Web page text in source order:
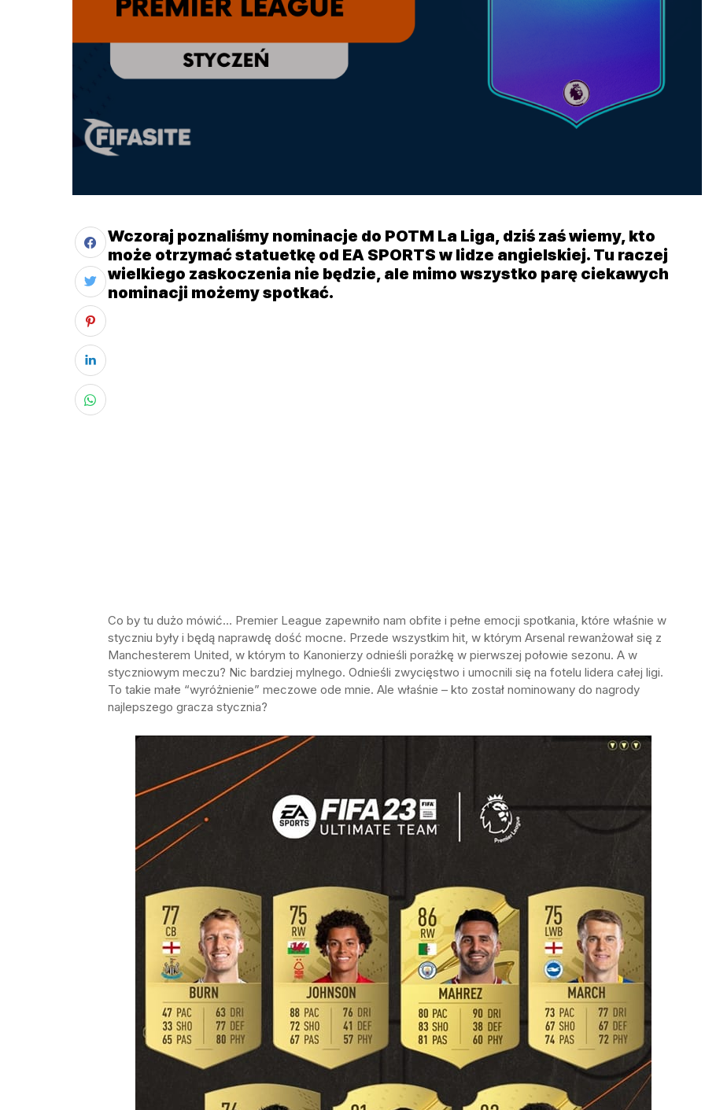
Wczoraj poznaliśmy nominacje do POTM La Liga, dziś zaś wiemy, kto
może otrzymać statuetkę od EA SPORTS w lidze angielskiej. Tu raczej
wielkiego zaskoczenia nie będzie, ale mimo wszystko parę ciekawych
nominacji możemy spotkać.
Co by tu dużo mówić… Premier League zapewniło nam obfite i pełne emocji spotkania, które właśnie w
styczniu były i będą naprawdę dość mocne. Przede wszystkim hit, w którym Arsenal rewanżował się z
Manchesterem United, w którym to Kanonierzy odnieśli porażkę w pierwszej połowie sezonu. A w
styczniowym meczu? Nic bardziej mylnego. Odnieśli zwycięstwo i umocnili się na fotelu lidera całej ligi.
To takie małe “wyróżnienie” meczowe ode mnie. Ale właśnie – kto został nominowany do nagrody
najlepszego gracza stycznia?